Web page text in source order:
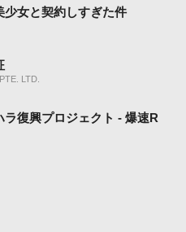
少女と契約しすぎた件
LTD.
ラ復興プロジェクト - 爆速R